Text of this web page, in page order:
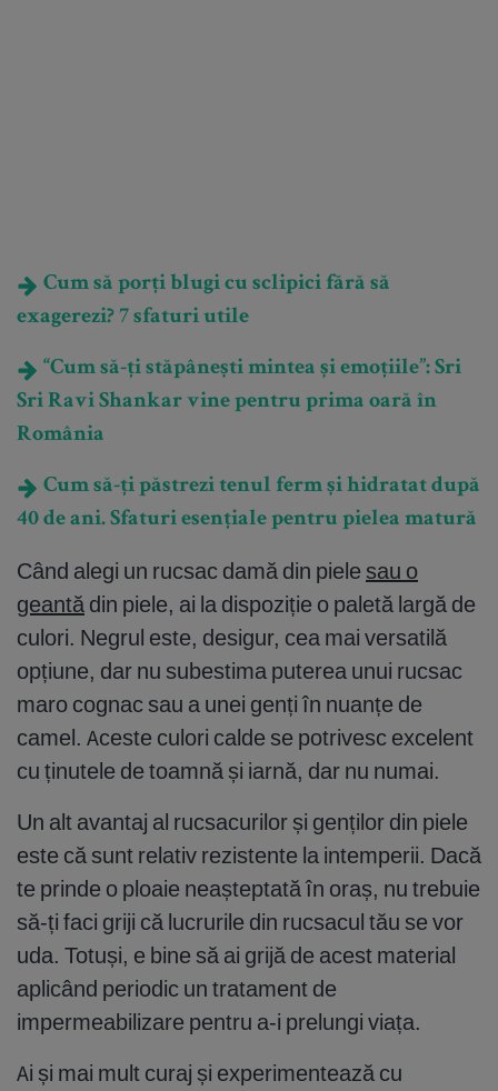
Cum să porți blugi cu sclipici fără să
exagerezi? 7 sfaturi utile
“Cum să-ți stăpânești mintea și emoțiile”: Sri
Sri Ravi Shankar vine pentru prima oară în
România
Cum să-ți păstrezi tenul ferm și hidratat după
40 de ani. Sfaturi esențiale pentru pielea matură
Când alegi un rucsac damă din piele sau o
geantă din piele, ai la dispoziție o paletă largă de
culori. Negrul este, desigur, cea mai versatilă
opțiune, dar nu subestima puterea unui rucsac
maro cognac sau a unei genți în nuanțe de
camel. Aceste culori calde se potrivesc excelent
cu ținutele de toamnă și iarnă, dar nu numai.
Un alt avantaj al rucsacurilor și genților din piele
este că sunt relativ rezistente la intemperii. Dacă
te prinde o ploaie neașteptată în oraș, nu trebuie
să-ți faci griji că lucrurile din rucsacul tău se vor
uda. Totuși, e bine să ai grijă de acest material
aplicând periodic un tratament de
impermeabilizare pentru a-i prelungi viața.
Ai și mai mult curaj și experimentează cu